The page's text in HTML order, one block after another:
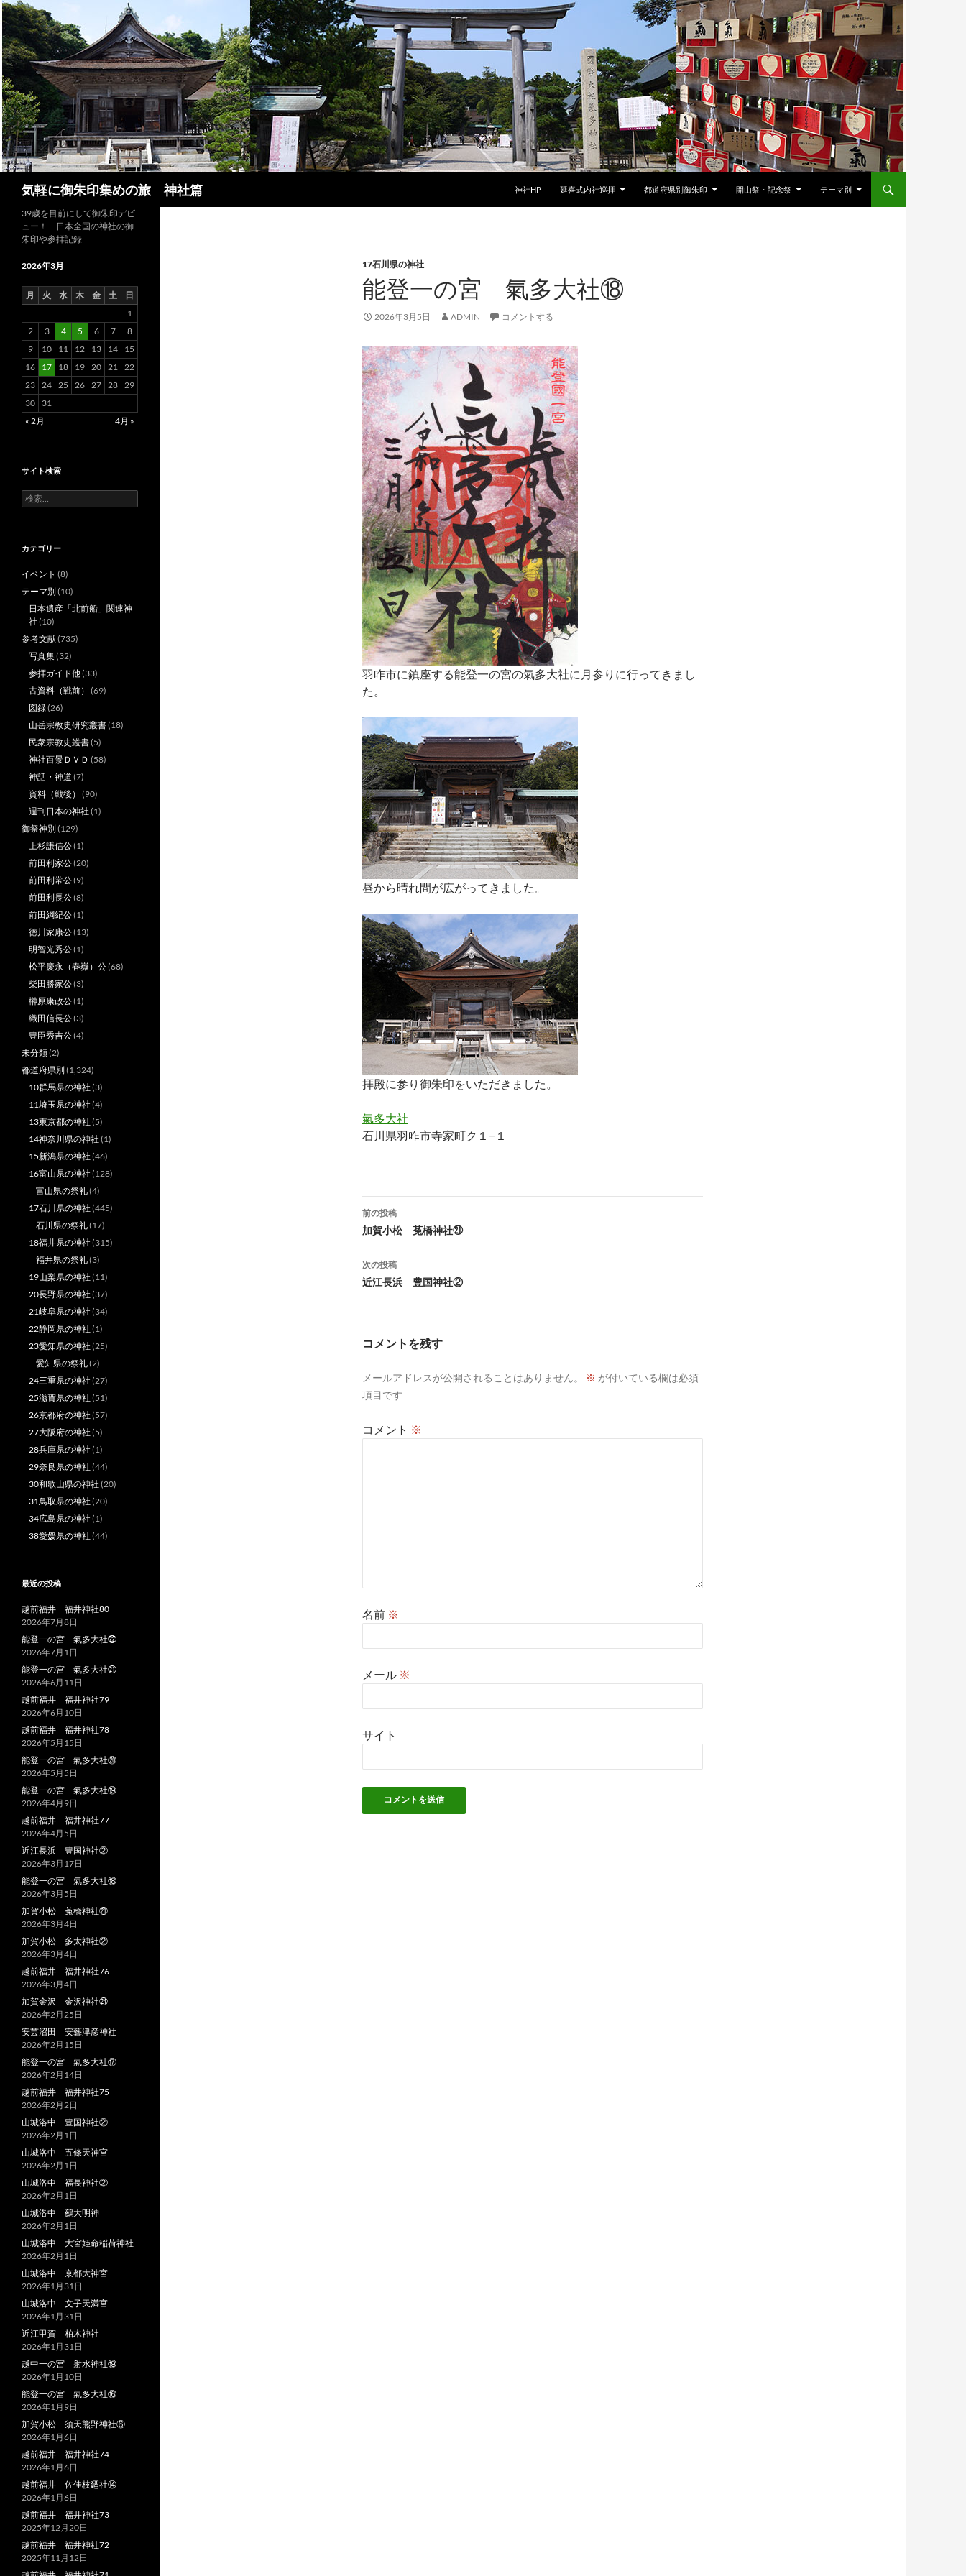
コ
ン
テ
ン
ツ
へ
ス
キ
ッ
プ
気軽に御朱印集めの旅 神社篇 神社HP 延喜式内社巡拝 都道府県別御朱印 開山祭・記念祭 テーマ別
17石川県の神社
能登一の宮 氣多大社⑱
2026年3月5日 ADMIN コメントする
羽咋市に鎮座する能登一の宮の氣多大社に月参りに行ってきまし
た。
昼から晴れ間が広がってきました。
拝殿に参り御朱印をいただきました。
氣多大社
石川県羽咋市寺家町ク１−１
投
稿
ナ
ビ
ゲ
ョ
前の投稿
加賀小松 菟橋神社㉑
次の投稿
近江長浜 豊国神社②
コメントを残す
メールアドレスが公開されることはありません。 ※ が付いている欄は必須
項目です
コメント ※
名前 ※
メール ※
サイト
39歳を目前にして御朱印デビ
ュー！ 日本全国の神社の御
朱印や参拝記録
2026年3月
月 火 水 木 金 土
日
1
2
3 4 5 6 7
8
9
10 11 12 13 14
15
16
17 18 19 20 21 22
23 24 25 26 27 28 29
30
31
« 2月
4月 »
サイト検索
検
索:
カテゴリー
イベント (8)
テーマ別 (10)
日本遺産「北前船」関連神
社 (10)
参考文献(735)
写真集(32)
参拝ガイド他(33)
古資料（戦前） (69)
図録(26)
山岳宗教史研究叢書(18)
民衆宗教史叢書(5)
神社百景ＤＶＤ (58)
神話・神道 (7)
資料（戦後） (90)
週刊日本の神社 (1)
御祭神別 (129)
上杉謙信公(1)
前田利家公(20)
前田利常公(9)
前田利長公(8)
前田綱紀公(1)
徳川家康公(13)
明智光秀公(1)
松平慶永（春嶽）公(68)
柴田勝家公(3)
榊原康政公(1)
織田信長公(3)
豊臣秀吉公(4)
未分類(2)
都道府県別 (1,324)
10群馬県の神社 (3)
11埼玉県の神社 (4)
13東京都の神社 (5)
14神奈川県の神社 (1)
15新潟県の神社 (46)
16富山県の神社 (128)
富山県の祭礼(4)
17石川県の神社 (445)
石川県の祭礼(17)
18福井県の神社 (315)
福井県の祭礼(3)
19山梨県の神社 (11)
20長野県の神社 (37)
21岐阜県の神社 (34)
22静岡県の神社 (1)
23愛知県の神社 (25)
愛知県の祭礼(2)
24三重県の神社 (27)
25滋賀県の神社 (51)
26京都府の神社 (57)
27大阪府の神社 (5)
28兵庫県の神社 (1)
29奈良県の神社 (44)
30和歌山県の神社 (20)
31鳥取県の神社 (20)
34広島県の神社 (1)
38愛媛県の神社 (44)
最近の投稿
越前福井 福井神社80
2026年7月8日
能登一の宮 氣多大社㉒
2026年7月1日
能登一の宮 氣多大社㉑
2026年6月11日
越前福井 福井神社79
2026年6月10日
越前福井 福井神社78
2026年5月15日
能登一の宮 氣多大社⑳
2026年5月5日
能登一の宮 氣多大社⑲
2026年4月9日
越前福井 福井神社77
2026年4月5日
近江長浜 豊国神社②
2026年3月17日
能登一の宮 氣多大社⑱
2026年3月5日
加賀小松 菟橋神社㉑
2026年3月4日
加賀小松 多太神社②
2026年3月4日
越前福井 福井神社76
2026年3月4日
加賀金沢 金沢神社㉔
2026年2月25日
安芸沼田 安藝津彦神社
2026年2月15日
能登一の宮 氣多大社⑰
2026年2月14日
越前福井 福井神社75
2026年2月2日
山城洛中 豊国神社②
2026年2月1日
山城洛中 五條天神宮
2026年2月1日
山城洛中 福長神社②
2026年2月1日
山城洛中 鵺大明神
2026年2月1日
山城洛中 大宮姫命稲荷神社
2026年2月1日
山城洛中 京都大神宮
2026年1月31日
山城洛中 文子天満宮
2026年1月31日
近江甲賀 柏木神社
2026年1月31日
越中一の宮 射水神社⑲
2026年1月10日
能登一の宮 氣多大社⑯
2026年1月9日
加賀小松 須天熊野神社⑥
2026年1月6日
越前福井 福井神社74
2026年1月6日
越前福井 佐佳枝廼社⑭
2026年1月6日
越前福井 福井神社73
2025年12月20日
越前福井 福井神社72
2025年11月12日